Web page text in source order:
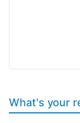
What's your